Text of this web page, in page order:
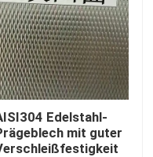
Edelstahl-
mit guter